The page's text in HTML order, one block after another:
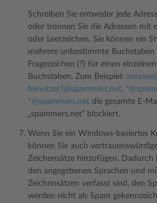
Schreiben Sie entweder jede
oder trennen Sie die Adressen mit
oder Leerzeichen. Sie können ein
mehrere unbestimmte
Fragezeichen (?) für einen
Buchstaben. Zum Beispiel: adresse
benutzer?@spammers.net, *@
*@spammers.net die gesamte E-
„spammers.net“ blockiert.
Wenn Sie ein Windows-basiertes
können Sie auch
Zeichensätze hinzufügen. Dadurch
den angegebenen Sprachen und
Zeichensätzen verfasst sind, den
werden nicht als Spam